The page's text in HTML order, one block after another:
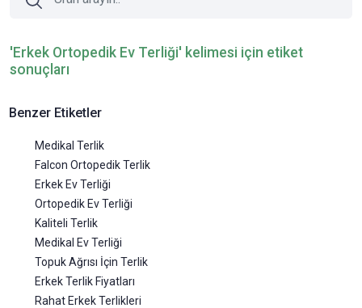
'Erkek Ortopedik Ev Terliği' kelimesi için etiket
sonuçları
Benzer Etiketler
Medikal Terlik
Falcon Ortopedik Terlik
Erkek Ev Terliği
Ortopedik Ev Terliği
Kaliteli Terlik
Medikal Ev Terliği
Topuk Ağrısı İçin Terlik
Erkek Terlik Fiyatları
Rahat Erkek Terlikleri